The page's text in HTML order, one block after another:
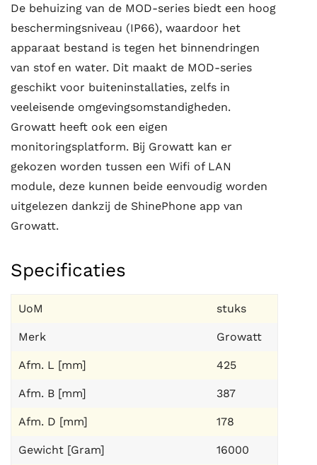
De behuizing van de MOD-series biedt een hoog
beschermingsniveau (IP66), waardoor het
apparaat bestand is tegen het binnendringen
van stof en water. Dit maakt de MOD-series
geschikt voor buiteninstallaties, zelfs in
veeleisende omgevingsomstandigheden.
Growatt heeft ook een eigen
monitoringsplatform. Bij Growatt kan er
gekozen worden tussen een Wifi of LAN
module, deze kunnen beide eenvoudig worden
uitgelezen dankzij de ShinePhone app van
Growatt.
Specificaties
UoM stuks
Merk Growatt
Afm. L [mm] 425
Afm. B [mm] 387
Afm. D [mm] 178
Gewicht [Gram] 16000